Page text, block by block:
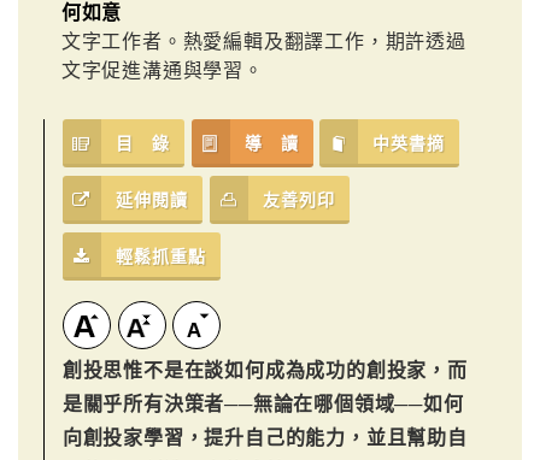
何如意
文字工作者。熱愛編輯及翻譯工作，期許透過
文字促進溝通與學習。
目 錄 導 讀 中英書摘
延伸閱讀 友善列印
輕鬆抓重點
創投思惟不是在談如何成為成功的創投家，而
是關乎所有決策者──無論在哪個領域──如何
向創投家學習，提升自己的能力，並且幫助自